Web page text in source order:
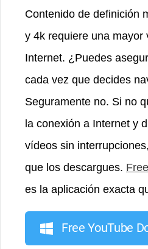
Contenido de definición
y 4k requiere una mayor
Internet. ¿Puedes
cada vez que decides
Seguramente no. Si no
la conexión a Internet y
vídeos sin
que los descargues.
es la aplicación exacta
Free YouTube